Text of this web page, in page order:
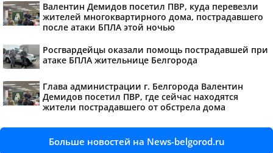
Валентин Демидов посетил ПВР, куда перевезли
жителей многоквартирного дома, пострадавшего
после атаки БПЛА этой ночью
Росгвардейцы оказали помощь пострадавшей при
атаке БПЛА жительнице Белгорода
Глава администрации г. Белгорода Валентин
Демидов посетил ПВР, где сейчас находятся
жители пострадавшего от обстрела дома
Больше новостей на News-belgorod.ru